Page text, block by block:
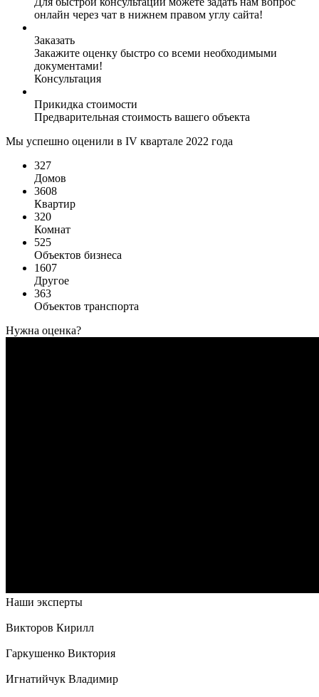
онлайн через чат в нижнем правом углу сайта!
Заказать
Закажите оценку быстро со всеми необходимыми
документами!
Консультация
Прикидка стоимости
Предварительная стоимость вашего объекта
Мы успешно оценили в IV квартале 2022 года
327
Домов
3608
Квартир
320
Комнат
525
Объектов бизнеса
1607
Другое
363
Объектов транспорта
Нужна оценка?
Наши эксперты
Викторов Кирилл
Гаркушенко Виктория
Игнатийчук Владимир